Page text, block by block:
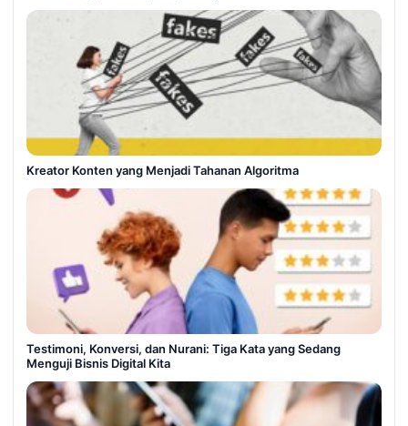
Kreator Konten yang Menjadi Tahanan Algoritma
Testimoni, Konversi, dan Nurani: Tiga Kata yang Sedang
Menguji Bisnis Digital Kita